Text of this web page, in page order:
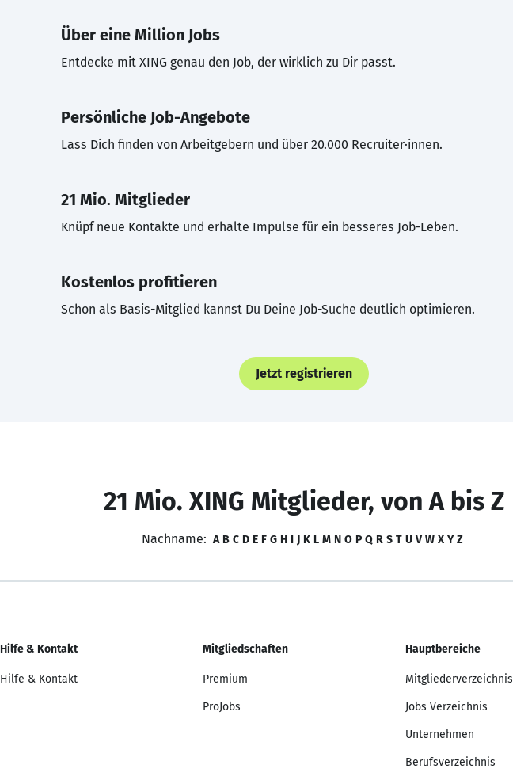
Über eine Million Jobs
Entdecke mit XING genau den Job, der wirklich zu Dir passt.
Persönliche Job-Angebote
Lass Dich finden von Arbeitgebern und über 20.000 Recruiter·innen.
21 Mio. Mitglieder
Knüpf neue Kontakte und erhalte Impulse für ein besseres Job-Leben.
Kostenlos profitieren
Schon als Basis-Mitglied kannst Du Deine Job-Suche deutlich optimieren.
Jetzt registrieren
21 Mio. XING Mitglieder, von A bis Z
Nachname: A B C D E F G H I J K L M N O P Q R S T U V W X Y Z
Hilfe & Kontakt
Hilfe & Kontakt
Mitgliedschaften
Premium
ProJobs
Hauptbereiche
Mitgliederverzeichnis
Jobs Verzeichnis
Unternehmen
Berufsverzeichnis